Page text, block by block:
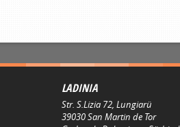
LADINIA
Str. S.Lizia 72, Lungiarü
39030San Martin de Tor